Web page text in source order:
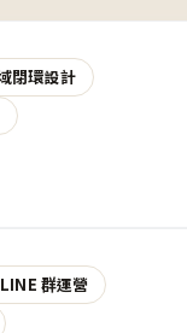
閉環設計
群運營